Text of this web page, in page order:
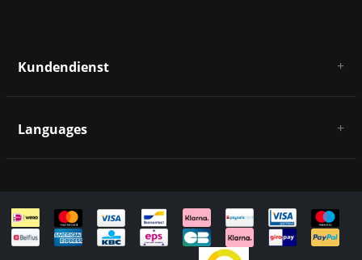
Kundendienst
Haftungsausschluss und Datenschutz
Sitemap
Languages
English